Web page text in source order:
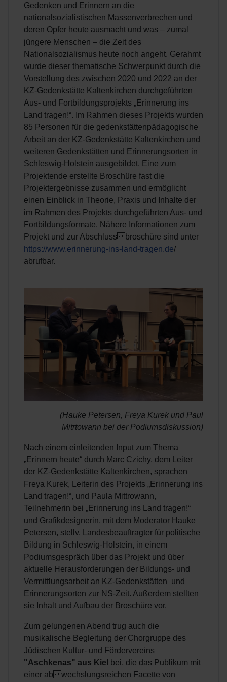
Gedenken und Erinnern an die
nationalsozialistischen Massenverbrechen und
deren Opfer heute ausmacht und was – zumal
jüngere Menschen – die Zeit des
Nationalsozialismus heute noch angeht. Gerahmt
wurde dieser thematische Schwerpunkt durch die
Vorstellung des zwischen 2020 und 2022 an der
KZ-Gedenkstätte Kaltenkirchen durchgeführten
Aus- und Fortbildungsprojekts „Erinnerung ins
Land tragen!“. Im Rahmen dieses Projekts wurden
85 Personen für die gedenkstättenpädagogische
Arbeit an der KZ-Gedenkstätte Kaltenkirchen und
weiteren Gedenkstätten und Erinnerungsorten in
Schleswig-Holstein ausgebildet. Eine zum
Projektende erstellte Broschüre fast die
Projektergebnisse zusammen und ermöglicht
einen Einblick in Theorie, Praxis und Inhalte der
im Rahmen des Projekts durchgeführten Aus- und
Fortbildungsformate. Nähere Informationen zum
Projekt und zur Abschlussbroschüre sind unter
https://www.erinnerung-ins-land-tragen.de/
abrufbar.
(Hauke Petersen, Freya Kurek und Paul
Mitrtowann bei der Podiumsdiskussion)
Nach einem einleitenden Input zum Thema
„Erinnern heute“ durch Marc Czichy, dem Leiter
der KZ-Gedenkstätte Kaltenkirchen, sprachen
Freya Kurek, Leiterin des Projekts „Erinnerung ins
Land tragen!“, und Paula Mittrowann,
Teilnehmerin bei „Erinnerung ins Land tragen!“
und Grafikdesignerin, mit dem Moderator Hauke
Petersen, stellv. Landesbeauftragter für politische
Bildung in Schleswig-Holstein, in einem
Podiumsgespräch über das Projekt und über
aktuelle Herausforderungen der Bildungs- und
Vermittlungsarbeit an KZ-Gedenkstätten und
Erinnerungsorten zur NS-Zeit. Außerdem stellten
sie Inhalt und Aufbau der Broschüre vor.
Zum gelungenen Abend trug auch die
musikalische Begleitung der Chorgruppe des
Jüdischen Kultur- und Fördervereins
"Aschkenas" aus Kiel
bei, die das Publikum mit
einer abwechslungsreichen Facette von